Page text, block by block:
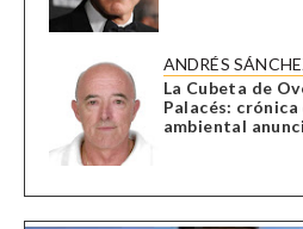
ANDRÉS
La Cubeta de
Palacés:
ambiental